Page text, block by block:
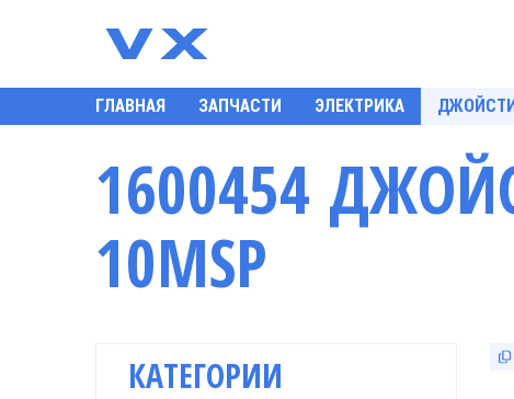
ГЛАВНАЯ ЗАПЧАСТИ ЭЛЕКТРИКА
1600454
10MSP
КАТЕГОРИИ